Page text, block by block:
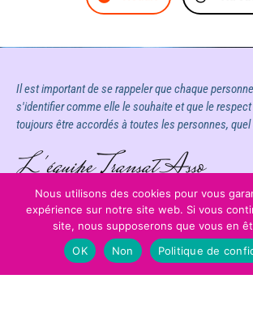
Il est important de se rappeler que chaque
s'identifier comme elle le souhaite et que le
toujours être accordés à toutes les personnes, quel
L'équipe Transat Asso
Nous utilisons des cookies pour vous
expérience sur notre site web. Si vous
site, nous supposerons que vous en
OK
Non Politique de